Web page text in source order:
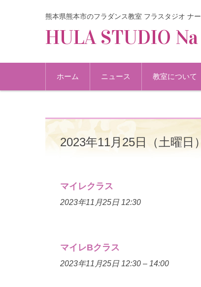
熊本県熊本市のフラダンス教室 フラスタジオ ナ
HULA STUDIO
コンテンツに移動
ホーム
ニュース 教室について
2023年11月25日（土曜日）
マイレクラス
2023年11月25日 12:30
マイレBクラス
2023年11月25日 12:30 – 14:00